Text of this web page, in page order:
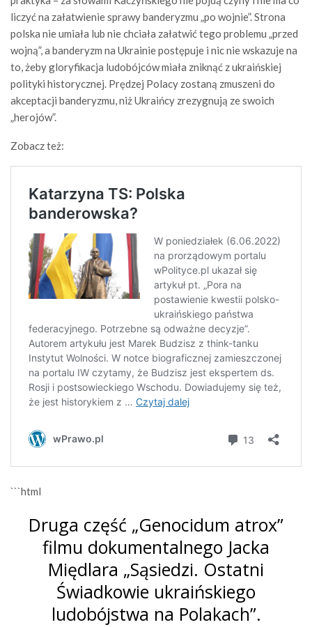
liczyć na załatwienie sprawy banderyzmu „po wojnie”. Strona
polska nie umiała lub nie chciała załatwić tego problemu „przed
wojną”, a banderyzm na Ukrainie postępuje i nic nie wskazuje na
to, żeby gloryfikacja ludobójców miała zniknąć z ukraińskiej
polityki historycznej. Prędzej Polacy zostaną zmuszeni do
akceptacji banderyzmu, niż Ukraińcy zrezygnują ze swoich
„herojów”.
Zobacz też:
```html
Druga część „Genocidum atrox”
filmu dokumentalnego Jacka
Międlara „Sąsiedzi. Ostatni
Świadkowie ukraińskiego
ludobójstwa na Polakach”.